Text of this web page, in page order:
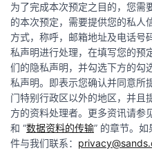
为了完成本次预定之目的，您需
的本次预定，需要提供您的私人
方式，称呼，邮箱地址及电话号
私声明进行处理，在填写您的预
们的隐私声明，并勾选下方的勾
私声明。即表示您确认并同意所
门特别行政区以外的地区，并且
方的资料处理者。更多资讯请参
和 “数据资料的传输” 的章节。
件与我们联系：